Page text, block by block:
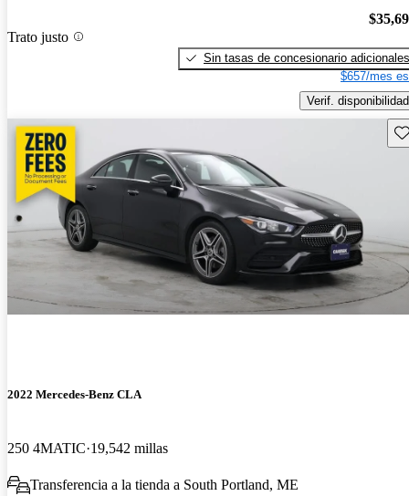
Trato justo
Sin tasas de concesionario adicionales
$657/mes
Verif. disponibilidad
2022 Mercedes-Benz CLA
250 4MATIC 19,542 millas
Transferencia a la tienda a South Portland, ME